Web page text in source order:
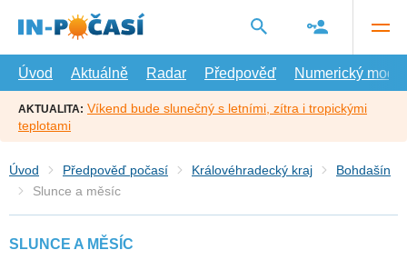
hlavní
Úvod
Aktuálně Radar Předpověď Numerický model
AKTUALITA: Víkend bude slunečný s letními, zítra i tropickými
teplotami
Úvod Předpověď počasí Královéhradecký kraj
Bohdašín
Slunce a měsíc
SLUNCE A MĚSÍC